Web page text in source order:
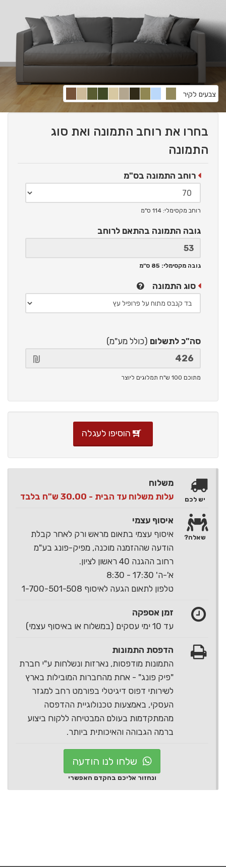
צבעים לקיר
בחרו את רוחב התמונה ואת סוג
התמונה
רוחב התמונה בס"מ
רוחב מקסימלי: 114 ס"מ
גובה התמונה בהתאם לרוחב
גובה מקסימלי: 85 ס"מ
סוג התמונה
סה"כ לתשלום (כולל מע"מ)
מתוכם 100 ש"ח תמלוגים ליוצר
הוסיפו לעגלה
משלוח
עלות משלוח עד הבית - 30.00 ש"ח בלבד
איסוף עצמי
איסוף עצמי בתאום מראש ורק לאחר קבלת
הודעה שההזמנה מוכנה, מפיק-פונג בע"מ
רחוב ההגנה 40 ראשון לציון.
א'-ה' 17:30 - 8:30
טלפון לתאום הגעה לאיסוף 1-700-501-508
זמן אספקה
עד 10 ימי עסקים (במשלוח או באיסוף עצמי)
הדפסת התמונות
התמונות מודפסות, נארזות ונשלחות ע"י חברת
"פיק פונג" - אחת מהחברות המובילות בארץ
לשירותי דפוס דיגיטלי בפורמט רחב למגזר
העסקי, באמצעות טכנולוגיית ההדפסה
מהמתקדמות בעולם המבטיחה ללקוח ביצוע
ברמה הגבוהה והאיכותית ביותר.
יש לכם
שאלה?
שלחו לנו הודעה
ונחזור אליכם בהקדם האפשרי